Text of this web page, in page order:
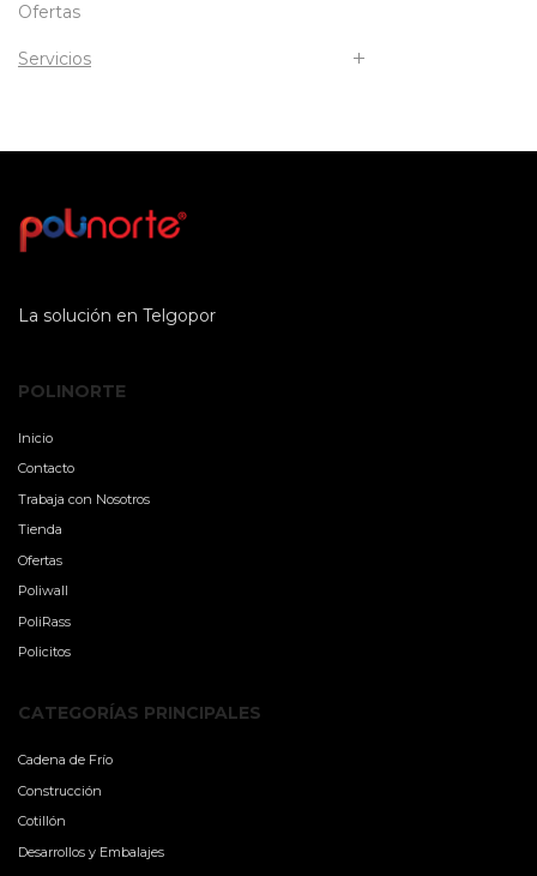
Ofertas
Servicios
La solución en Telgopor
POLINORTE
Inicio
Contacto
Trabaja con Nosotros
Tienda
Ofertas
Poliwall
PoliRass
Policitos
CATEGORÍAS PRINCIPALES
Cadena de Frío
Construcción
Cotillón
Desarrollos y Embalajes